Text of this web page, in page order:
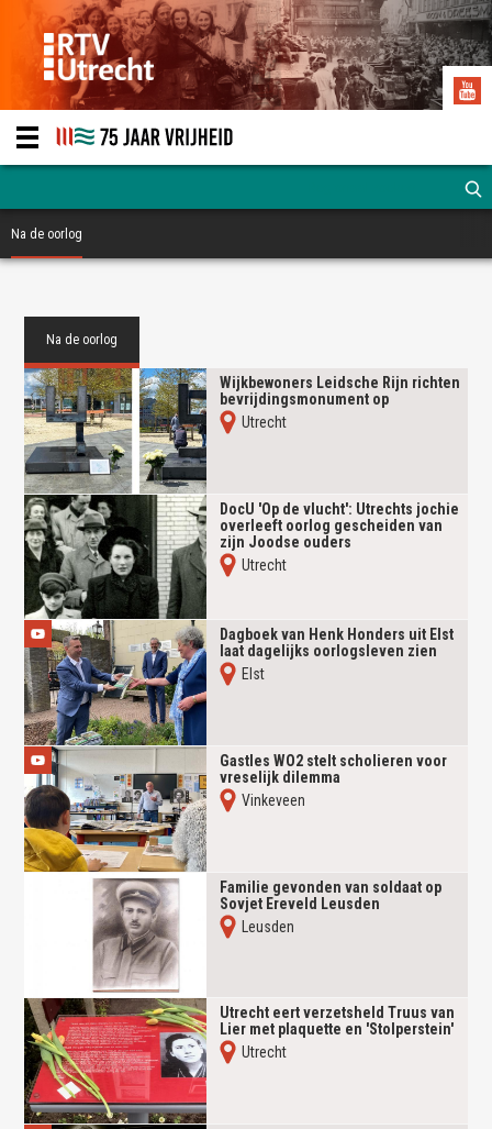
Na de oorlog
Na de oorlog
Wijkbewoners Leidsche Rijn richten
bevrijdingsmonument op
Utrecht
DocU 'Op de vlucht': Utrechts jochie
overleeft oorlog gescheiden van
zijn Joodse ouders
Utrecht
Dagboek van Henk Honders uit Elst
laat dagelijks oorlogsleven zien
Elst
Gastles WO2 stelt scholieren voor
vreselijk dilemma
Vinkeveen
Familie gevonden van soldaat op
Sovjet Ereveld Leusden
Leusden
Utrecht eert verzetsheld Truus van
Lier met plaquette en 'Stolperstein'
Utrecht